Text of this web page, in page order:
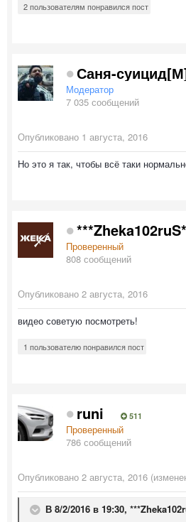
2 пользователям понравился пост
Саня-
Модератор
7 035 сообщений
Опубликовано 1 августа, 2016
Но это я так, чтобы всё таки
Проверенный
808 сообщений
Опубликовано 2 августа, 2016
видео советую посмотреть!
1 пользователю понравился пост
runi 511
Проверенный
786 сообщений
Опубликовано 2 августа, 2016
В 8/2/2016 в 19:30,